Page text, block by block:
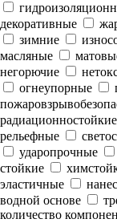
декоративные
зимние
масляные
негорючие
огнеупорные
радиационностойкие
рельефные
ударопрочные
стойкие
эластичные
водной основе
количество